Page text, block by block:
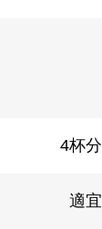
4杯分
適宜